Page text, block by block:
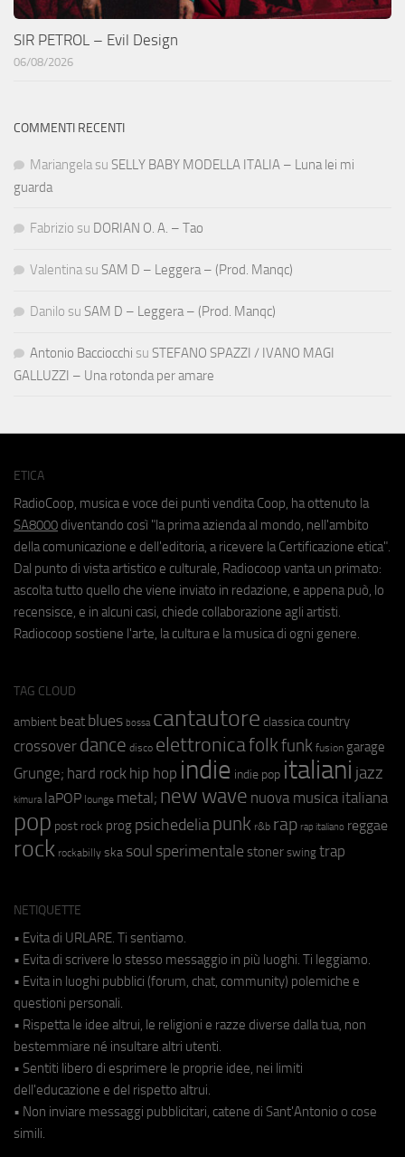
SIR PETROL – Evil Design
06/08/2026
COMMENTI RECENTI
Mariangela su SELLY BABY MODELLA ITALIA – Luna lei mi
guarda
Fabrizio su DORIAN O. A. – Tao
Valentina su SAM D – Leggera – (Prod. Manqc)
Danilo su SAM D – Leggera – (Prod. Manqc)
Antonio Bacciocchi su STEFANO SPAZZI / IVANO MAGI
GALLUZZI – Una rotonda per amare
ETICA
RadioCoop, musica e voce dei punti vendita Coop, ha ottenuto la
SA8000 diventando così "la prima azienda al mondo, nell'ambito
della comunicazione e dell'editoria, a ricevere la Certificazione etica".
Dal punto di vista artistico e culturale, Radiocoop vanta un primato:
ascolta tutto quello che viene inviato in redazione, e appena può, lo
recensisce, e in alcuni casi, chiede collaborazione agli artisti.
Radiocoop sostiene l'arte, la cultura e la musica di ogni genere.
TAG CLOUD
ambient beat blues bossa cantautore classica country
crossover dance disco elettronicafolkfunk fusion garage
Grunge; hard rock hip hop indie indie pop italiani jazz
kimura laPOP lounge metal; new wave nuova musica italiana
pop post rock prog psichedeliapunk r&b rap rap italiano reggae
rock rockabilly ska soul sperimentale stoner swing trap
NETIQUETTE
• Evita di URLARE. Ti sentiamo.
• Evita di scrivere lo stesso messaggio in più luoghi. Ti leggiamo.
• Evita in luoghi pubblici (forum, chat, community) polemiche e
questioni personali.
• Rispetta le idee altrui, le religioni e razze diverse dalla tua, non
bestemmiare né insultare altri utenti.
• Sentiti libero di esprimere le proprie idee, nei limiti
dell'educazione e del rispetto altrui.
• Non inviare messaggi pubblicitari, catene di Sant'Antonio o cose
simili.